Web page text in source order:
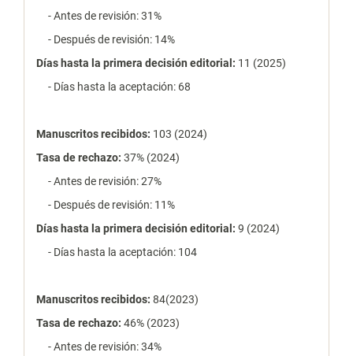
- Antes de revisión: 31%
- Después de revisión: 14%
Días hasta la primera decisión editorial: 11 (2025)
- Días hasta la aceptación: 68
Manuscritos recibidos: 103 (2024)
Tasa de rechazo: 37% (2024)
- Antes de revisión: 27%
- Después de revisión: 11%
Días hasta la primera decisión editorial: 9 (2024)
- Días hasta la aceptación: 104
Manuscritos recibidos: 84(2023)
Tasa de rechazo: 46% (2023)
- Antes de revisión: 34%